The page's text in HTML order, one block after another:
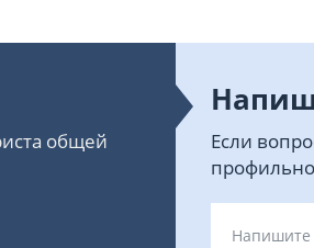
общей
Если